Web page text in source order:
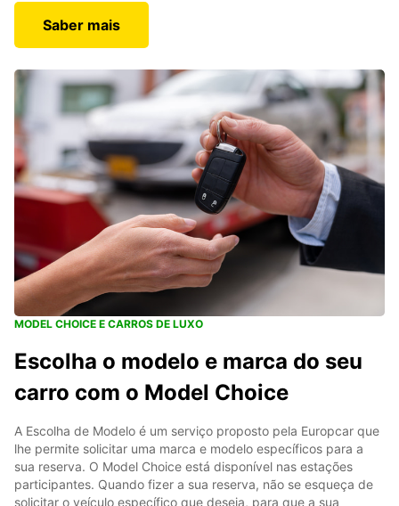
Saber mais
MODEL CHOICE E CARROS DE LUXO
Escolha o modelo e marca do seu
carro com o Model Choice
A Escolha de Modelo é um serviço proposto pela Europcar que
lhe permite solicitar uma marca e modelo específicos para a
sua reserva. O Model Choice está disponível nas estações
participantes. Quando fizer a sua reserva, não se esqueça de
solicitar o veículo específico que deseja, para que a sua